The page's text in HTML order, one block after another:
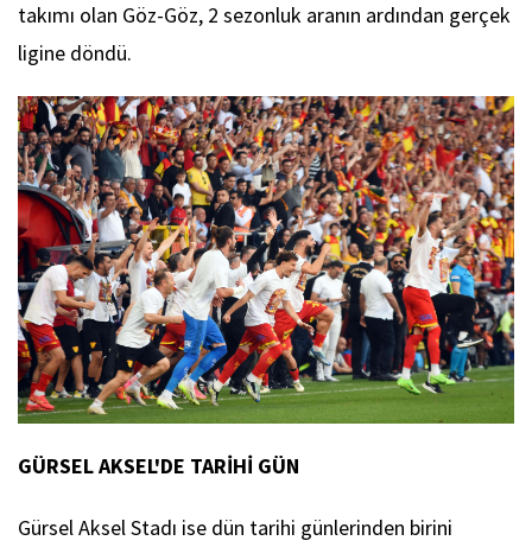
takımı olan Göz-Göz, 2 sezonluk aranın ardından gerçek
ligine döndü.
GÜRSEL AKSEL'DE TARİHİ GÜN
Gürsel Aksel Stadı ise dün tarihi günlerinden birini